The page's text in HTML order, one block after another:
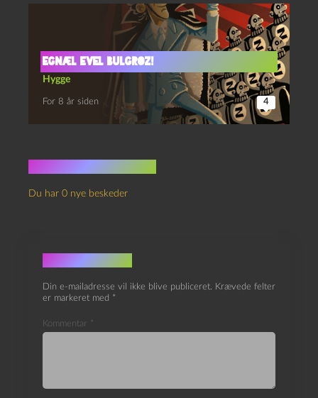
Egnæl evel Bulgroz!
Hygge
For 8 år siden 4
Du har 0 nye beskeder
Skriv et svar
Din e-mailadresse vil ikke blive publiceret. Krævede felter
er markeret med *
Kommentar *